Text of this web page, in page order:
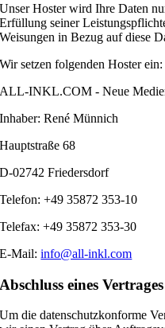
Unser Hoster wird Ihre Daten
Erfüllung seiner
Weisungen in Bezug auf diese
Wir setzen folgenden Hoster ein:
ALL-INKL.COM - Neue
Inhaber: René Münnich
Hauptstraße 68
D-02742 Friedersdorf
Telefon: +49 35872 353-10
Telefax: +49 35872 353-30
E-Mail:info@all-inkl.com
Abschluss eines
Um die datenschutzkonforme